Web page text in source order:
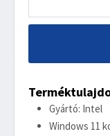
Gyártó: Intel
Windows 11